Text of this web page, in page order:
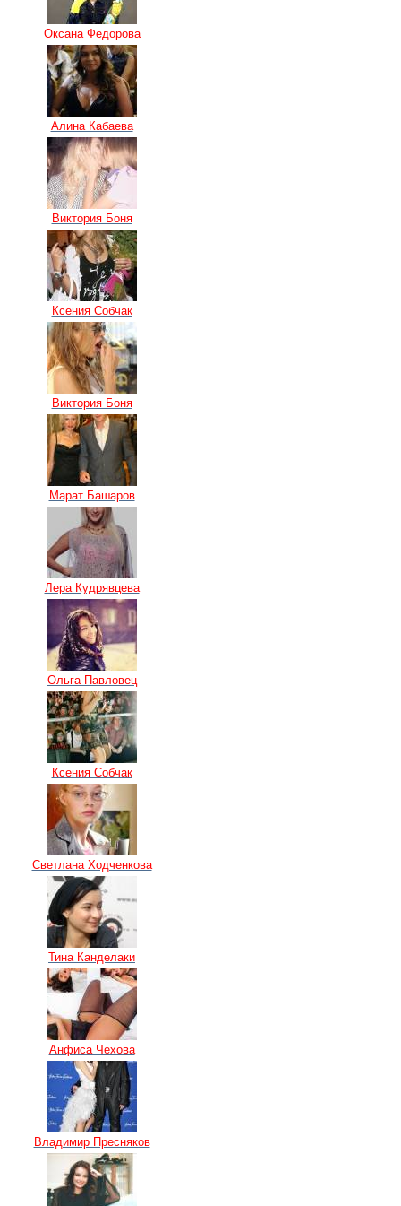
Оксана Федорова
Алина Кабаева
Виктория Боня
Ксения Собчак
Виктория Боня
Марат Башаров
Лера Кудрявцева
Ольга Павловец
Ксения Собчак
Светлана Ходченкова
Тина Канделаки
Анфиса Чехова
Владимир Пресняков